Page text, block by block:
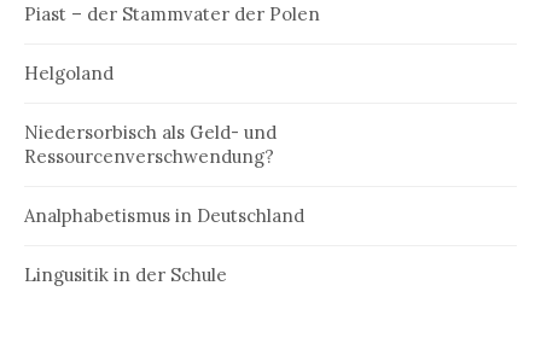
Piast – der Stammvater der Polen
Helgoland
Niedersorbisch als Geld- und
Ressourcenverschwendung?
Analphabetismus in Deutschland
Lingusitik in der Schule